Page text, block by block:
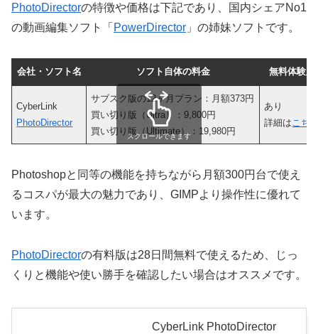
PhotoDirectorの特徴や価格は下記であり、国内シェアNo1
の動画編集ソフト「 PowerDirector 」の姉妹ソフトです。
会社・ソフト名 ソフト自体の料金 無料体験版
CyberLink
PhotoDirector
サブスク版の12ヶ月プラン：月額373円
買い切り版（Ultra）：9,800円
買い切り版（Ultimate）：19,980円
あり
詳細はこち
スクロールできます
Photoshopと同等の機能を持ちながら月額300円台で使え
るコスパが最大の魅力であり、GIMPより操作性に優れて
います。
PhotoDirectorの有料版は28日間無料で使えるため、じっ
くりと機能や使い勝手を確認したい場合はオススメです。
CyberLink PhotoDirector